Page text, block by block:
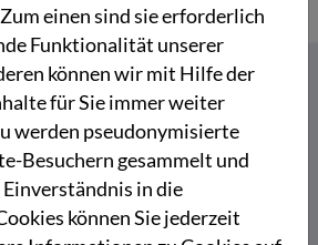
ist ein junges Hamburger
Sanitärversorgung weltweit
Komposttoiletten und
begleitet von
Kampagnenarbeit, machen sie
einen sind sie erforderlich
Funktionalität unserer
können wir mit Hilfe der
für Sie immer weiter
werden pseudonymisierte
Besuchern gesammelt und
in die
können Sie jederzeit